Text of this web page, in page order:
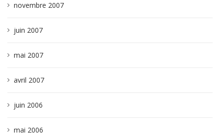
novembre 2007
juin 2007
mai 2007
avril 2007
juin 2006
mai 2006